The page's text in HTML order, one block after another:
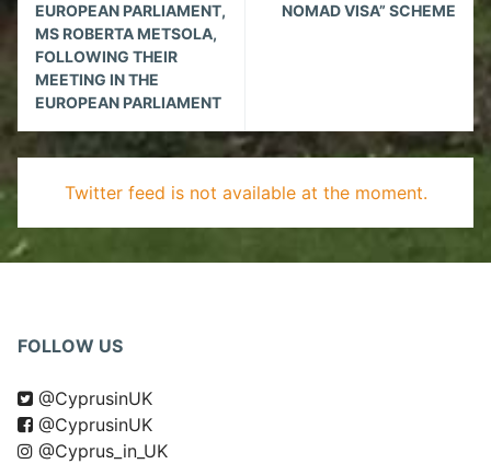
EUROPEAN PARLIAMENT,
MS ROBERTA METSOLA,
FOLLOWING THEIR
MEETING IN THE
EUROPEAN PARLIAMENT
NOMAD VISA” SCHEME
Twitter feed is not available at the moment.
FOLLOW US
@CyprusinUK
@CyprusinUK
@Cyprus_in_UK